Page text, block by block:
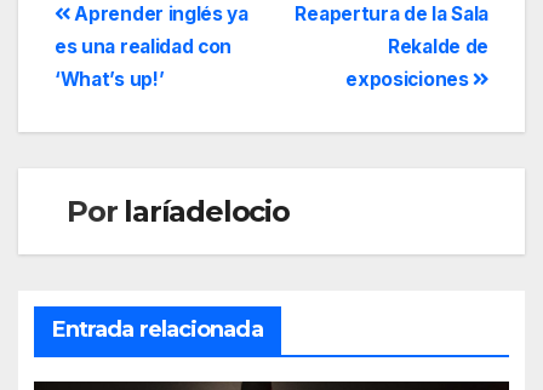
Reapertura de la Sala
Rekalde de
exposiciones
Aprender inglés ya
es una realidad con
‘What’s up!’
Por laríadelocio
Entrada relacionada